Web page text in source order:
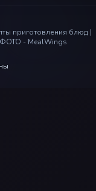
приготовления блюд |
- MealWings